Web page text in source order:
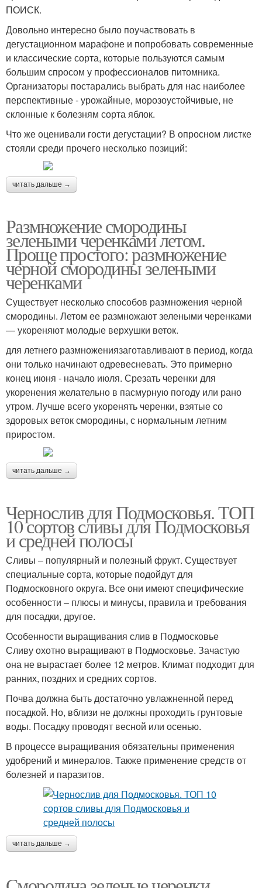
ПОИСК.
Довольно интересно было поучаствовать в
дегустационном марафоне и попробовать современные
и классические сорта, которые пользуются самым
большим спросом у профессионалов питомника.
Организаторы постарались выбрать для нас наиболее
перспективные - урожайные, морозоустойчивые, не
склонные к болезням сорта яблок.
Что же оценивали гости дегустации? В опросном листке
стояли среди прочего несколько позиций:
читать дальше →
Размножение смородины
зелеными черенками летом.
Проще простого: размножение
черной смородины зелеными
черенками
Существует несколько способов размножения черной
смородины. Летом ее размножают зелеными черенками
— укореняют молодые верхушки веток.
для летнего размножениязаготавливают в период, когда
они только начинают одревесневать. Это примерно
конец июня - начало июля. Срезать черенки для
укоренения желательно в пасмурную погоду или рано
утром. Лучше всего укоренять черенки, взятые со
здоровых веток смородины, с нормальным летним
приростом.
читать дальше →
Чернослив для Подмосковья. ТОП
10 сортов сливы для Подмосковья
и средней полосы
Сливы – популярный и полезный фрукт. Существует
специальные сорта, которые подойдут для
Подмосковного округа. Все они имеют специфические
особенности – плюсы и минусы, правила и требования
для посадки, другое.
Особенности выращивания слив в Подмосковье
Сливу охотно выращивают в Подмосковье. Зачастую
она не вырастает более 12 метров. Климат подходит для
ранних, поздних и средних сортов.
Почва должна быть достаточно увлажненной перед
посадкой. Но, вблизи не должны проходить грунтовые
воды. Посадку проводят весной или осенью.
В процессе выращивания обязательны применения
удобрений и минералов. Также применение средств от
болезней и паразитов.
читать дальше →